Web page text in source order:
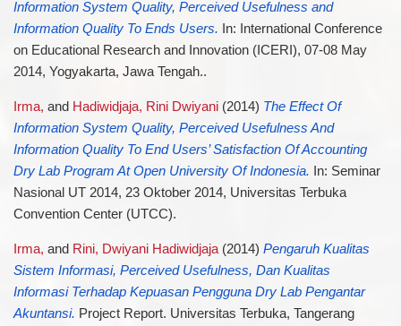
Information System Quality, Perceived Usefulness and
Information Quality To Ends Users. In: International Conference
on Educational Research and Innovation (ICERI), 07-08 May
2014, Yogyakarta, Jawa Tengah..
Irma, and Hadiwidjaja, Rini Dwiyani(2014) The Effect Of
Information System Quality, Perceived Usefulness And
Information Quality To End Users’ Satisfaction Of Accounting
Dry Lab Program At Open University Of Indonesia. In: Seminar
Nasional UT 2014, 23 Oktober 2014, Universitas Terbuka
Convention Center (UTCC).
Irma, and Rini, Dwiyani Hadiwidjaja(2014) Pengaruh Kualitas
Sistem Informasi, Perceived Usefulness, Dan Kualitas
Informasi Terhadap Kepuasan Pengguna Dry Lab Pengantar
Akuntansi. Project Report. Universitas Terbuka, Tangerang